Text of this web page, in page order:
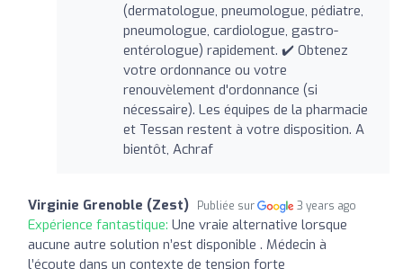
(dermatologue, pneumologue, pédiatre,
pneumologue, cardiologue, gastro-
entérologue) rapidement. ✔️ Obtenez
votre ordonnance ou votre
renouvèlement d'ordonnance (si
nécessaire). Les équipes de la pharmacie
et Tessan restent à votre disposition. A
bientôt, Achraf
Virginie Grenoble (Zest) Publiée sur 3 years ago
Expérience fantastique: Une vraie alternative lorsque
aucune autre solution n’est disponible . Médecin à
l’écoute dans un contexte de tension forte